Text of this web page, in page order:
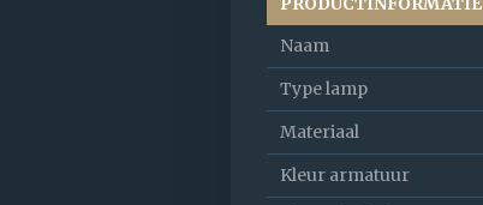
Naam
Type lamp
Materiaal
Kleur armatuur